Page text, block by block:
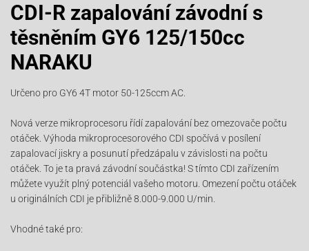
CDI-R zapalování závodní s
těsněním GY6 125/150cc
NARAKU
Určeno pro GY6 4T motor 50-125ccm AC.
Nová verze mikroprocesoru řídí zapalování bez omezovače počtu
otáček. Výhoda mikroprocesorového CDI spočívá v posílení
zapalovací jiskry a posunutí předzápalu v závislosti na počtu
otáček. To je ta pravá závodní součástka! S tímto CDI zařízením
můžete využít plný potenciál vašeho motoru. Omezení počtu otáček
u originálních CDI je přibližně 8.000-9.000 U/min.
Vhodné také pro: